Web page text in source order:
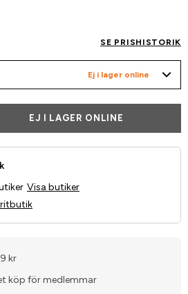
SE PRISHISTORIK
Ej i lager online
EJ I LAGER ONLINE
Visa butiker
kr
köp för medlemmar